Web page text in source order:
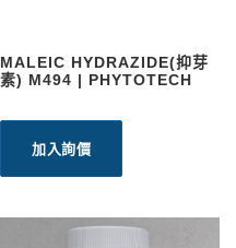
MALEIC HYDRAZIDE(抑芽
素) M494 | PHYTOTECH
加入詢價